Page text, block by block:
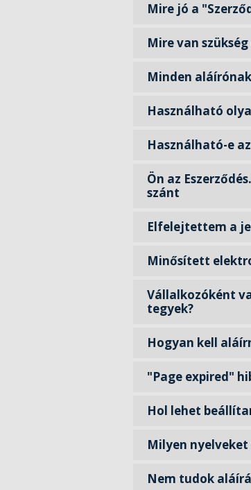
Mire jó a
Mire van
Minden
Használható
Használható-e
Ön az
szánt
Elfelejtettem a
Minősített
Vállalkozóként
tegyek?
Hogyan kell
"Page expired"
Hol lehet
Milyen
Nem tudok